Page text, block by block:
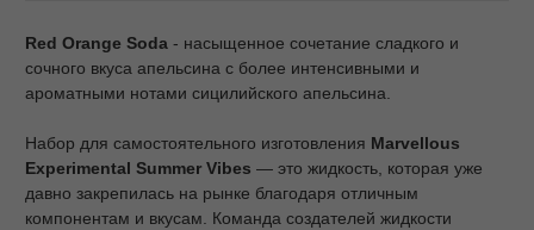
Red Orange Soda - насыщенное сочетание сладкого и
сочного вкуса апельсина с более интенсивными и
ароматными нотами сицилийского апельсина.
Набор для самостоятельного изготовления Marvellous
Experimental Summer Vibes — это жидкость, которая уже
давно закрепилась на рынке благодаря отличным
компонентам и вкусам. Команда создателей жидкости